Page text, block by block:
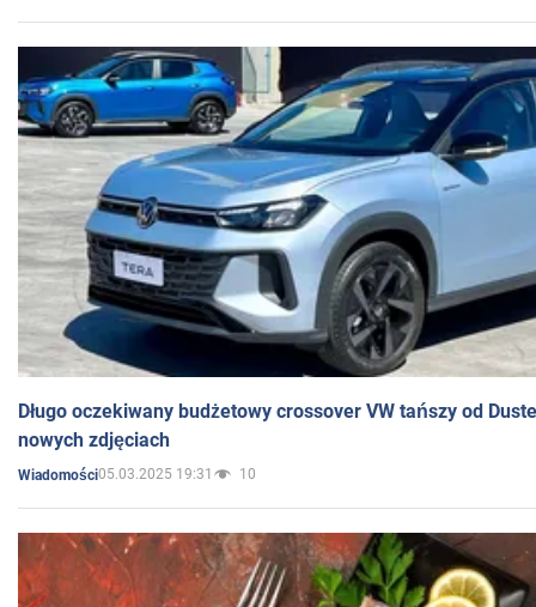
Długo oczekiwany budżetowy crossover VW tańszy od
nowych zdjęciach
Wiadomości05.03.2025 19:31 10